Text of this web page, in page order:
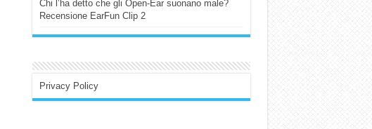
Chi l’ha detto che gli Open-Ear suonano male?
Recensione EarFun Clip 2
Privacy Policy